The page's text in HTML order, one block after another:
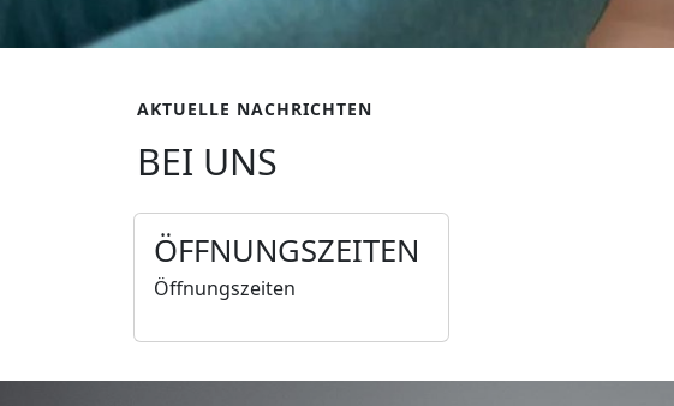
AKTUELLE NACHRICHTEN
BEI UNS
ÖFFNUNGSZEITEN
Öffnungszeiten